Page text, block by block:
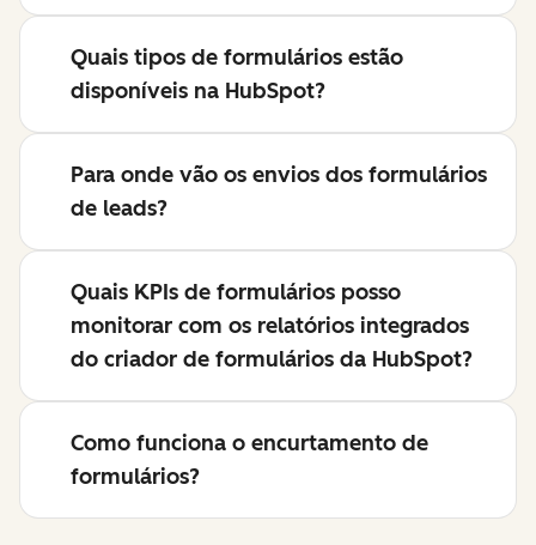
Quais tipos de formulários estão
disponíveis na HubSpot?
Para onde vão os envios dos formulários
de leads?
Quais KPIs de formulários posso
monitorar com os relatórios integrados
do criador de formulários da HubSpot?
Como funciona o encurtamento de
formulários?